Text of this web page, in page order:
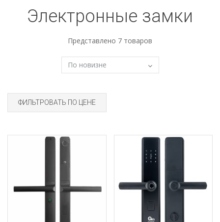
Электронные замки
Представлено 7 товаров
ФИЛЬТРОВАТЬ ПО ЦЕНЕ